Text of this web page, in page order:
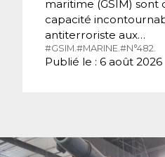
maritime (GSIM) sont
capacité
antiterroriste aux…
#GSIM.#MARINE.#N°482.
Publié le : 6 août 2026